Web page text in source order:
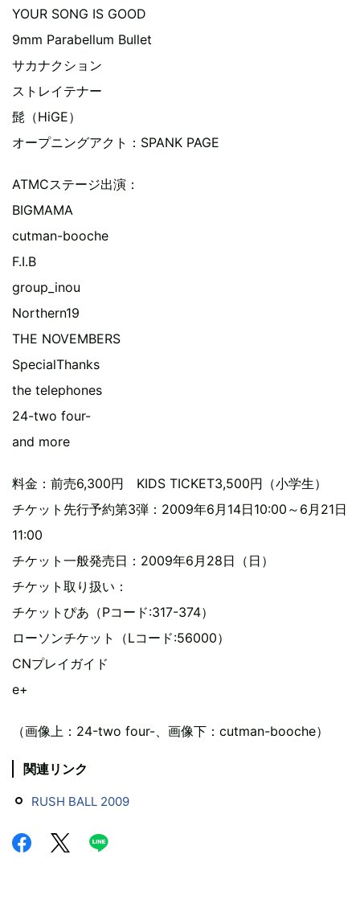
YOUR SONG IS GOOD
9mm Parabellum Bullet
サカナクション
ストレイテナー
髭（HiGE）
オープニングアクト：SPANK PAGE
ATMCステージ出演：
BIGMAMA
cutman-booche
F.I.B
group_inou
Northern19
THE NOVEMBERS
SpecialThanks
the telephones
24-two four-
and more
料金：前売6,300円 KIDS TICKET3,500円（小学生）
チケット先行予約第3弾：2009年6月14日10:00～6月21日
11:00
チケット一般発売日：2009年6月28日（日）
チケット取り扱い：
チケットぴあ（Pコード:317-374）
ローソンチケット（Lコード:56000）
CNプレイガイド
e+
（画像上：24-two four-、画像下：cutman-booche）
関連リンク
RUSH BALL 2009